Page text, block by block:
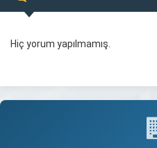
Hiç yorum yapılmamış.